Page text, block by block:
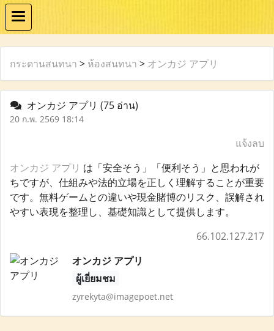
กระดานสนทนา > ห้องสนทนา > オンカジ アプリ
オンカジ アプリ (75 อ่าน)
20 ก.พ. 2569 18:14
แจ้งลบ
オンカジ アプリ は「安全そう」「便利そう」と思われが
ちですが、仕組みや法的立場を正しく理解することが重要
です。無料ゲームとの違いや現金賭博のリスク、誤解され
やすい表現を整理し、基礎知識として提供します。
66.102.127.217
オンカジ アプリ
ผู้เยี่ยมชม
zyrekyta@imagepoet.net